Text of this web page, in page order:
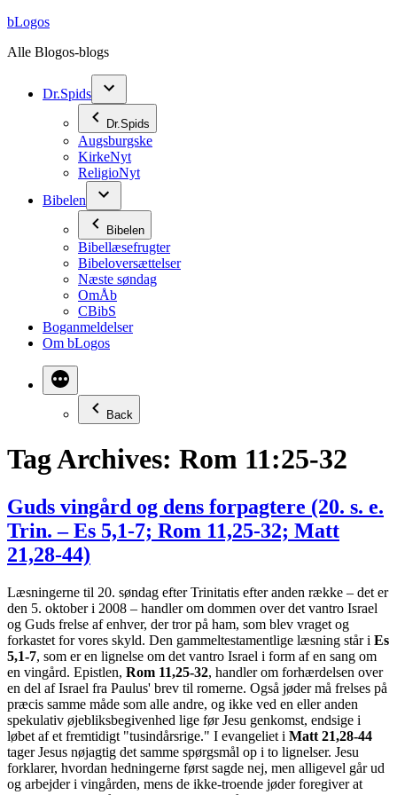
Videre
indhold
bLogos
Alle Blogos-blogs
Dr.Spids
Dr.Spids
Augsburgske
KirkeNyt
ReligioNyt
Bibelen
Bibelen
Bibellæsefrugter
Bibeloversættelser
Næste søndag
OmÅb
CBibS
Boganmeldelser
Om bLogos
Back
Tag Archives: Rom 11:25-32
Guds vingård og dens forpagtere (20. s. e.
Trin. – Es 5,1-7; Rom 11,25-32; Matt
21,28-44)
Læsningerne til 20. søndag efter Trinitatis efter anden række – det er
den 5. oktober i 2008 – handler om dommen over det vantro Israel
og Guds frelse af enhver, der tror på ham, som blev vraget og
forkastet for vores skyld. Den gammeltestamentlige læsning står i Es
5,1-7, som er en lignelse om det vantro Israel i form af en sang om
en vingård. Epistlen, Rom 11,25-32, handler om forhærdelsen over
en del af Israel fra Paulus' brev til romerne. Også jøder må frelses på
præcis samme måde som alle andre, og ikke ved en eller anden
spekulativ øjebliksbegivenhed lige før Jesu genkomst, endsige i
løbet af et fremtidigt "tusindårsrige." I evangeliet i Matt 21,28-44
tager Jesus nøjagtig det samme spørgsmål op i to lignelser. Jesu
forklarer, hvordan hedningerne først sagde nej, men alligevel går ud
og arbejder i vingården, mens de ikke-troende jøder foregiver at